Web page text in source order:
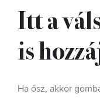
Itt a
is
Ha ősz, akkor